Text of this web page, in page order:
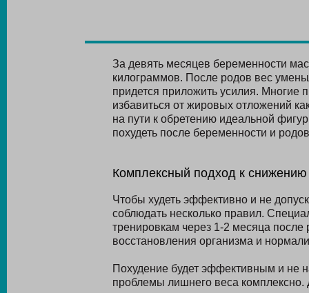
За девять месяцев беременности
килограммов. После родов вес
придется приложить усилия. Многие
избавиться от жировых отложений
на пути к обретению идеальной
похудеть после беременности и
Комплексный подход к снижению
Чтобы худеть эффективно и не
соблюдать несколько правил.
тренировкам через 1-2 месяца
восстановления организма и
Похудение будет эффективным и не
проблемы лишнего веса комплексно.